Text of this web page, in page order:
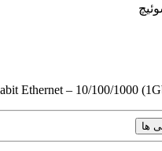
Ethernet – 10/100/1000
ها